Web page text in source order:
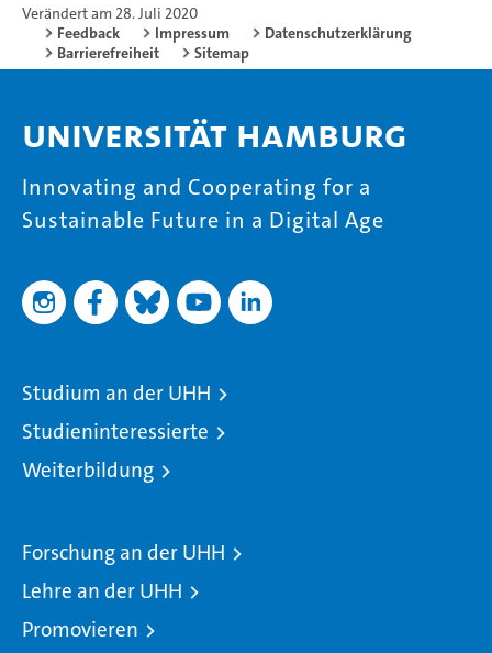
Verändert am 28. Juli 2020
Feedback
Impressum
Datenschutzerklärung
Barrierefreiheit
Sitemap
Universität Hamburg
Innovating and Cooperating for a
Sustainable Future in a Digital Age
Studium an der UHH
Studieninteressierte
Weiterbildung
Forschung an der UHH
Lehre an der UHH
Promovieren